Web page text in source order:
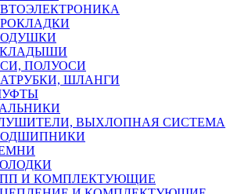
ПОЛУОСИ
ШЛАНГИ
ВЫХЛОПНАЯ СИСТЕМА
И КОМПЛЕКТУЮЩИЕ